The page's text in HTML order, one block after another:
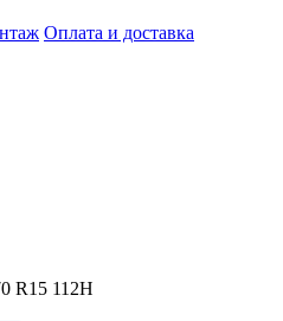
Оплата и доставка
R15 112H